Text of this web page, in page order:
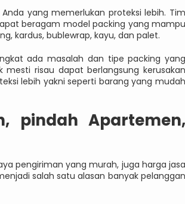
yang memerlukan proteksi lebih. Tim
beragam model packing yang mampu
kardus, bublewrap, kayu, dan palet.
ada masalah dan tipe packing yang
risau dapat berlangsung kerusakan
lebih yakni seperti barang yang mudah
pindah Apartemen,
pengiriman yang murah, juga harga jasa
salah satu alasan banyak pelanggan